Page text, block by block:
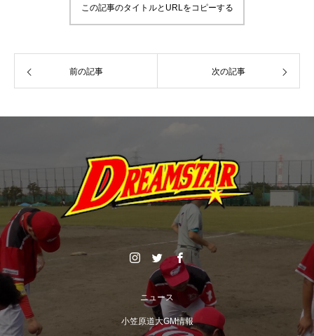
この記事のタイトルとURLをコピーする
前の記事 次の記事
ニュース
小笠原道大GM情報